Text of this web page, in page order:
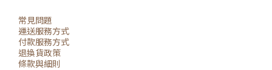
常見問題
運送服務方式
付款服務方式
退換貨政策
條款與細則